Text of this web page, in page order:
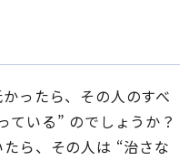
ったら、その人のすべ
ている” のでしょうか？
ら、その人は “治さな